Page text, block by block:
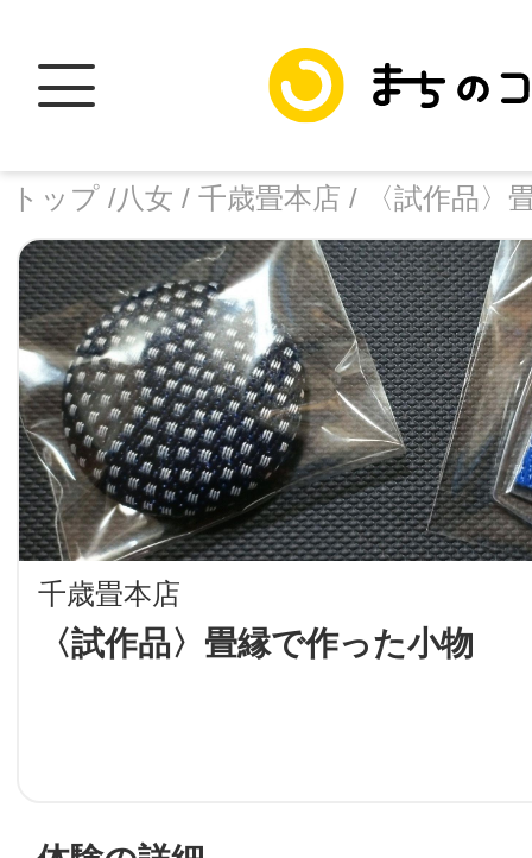
トップ /八女 / 千歳畳本店 / 〈試作品〉
千歳畳本店
〈試作品〉畳縁で作った小物
facebook
X
トップ
加盟スポットに
地域に導入を